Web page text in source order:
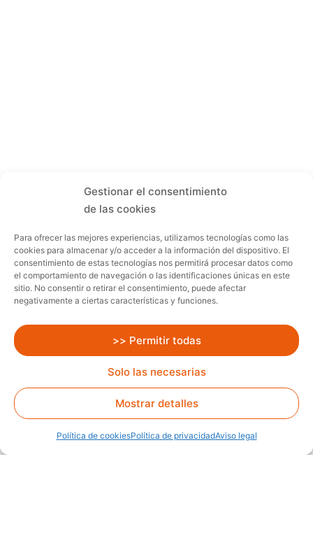
Gestionar el consentimiento
de las cookies
Para ofrecer las mejores experiencias, utilizamos tecnologías como las
cookies para almacenar y/o acceder a la información del dispositivo. El
consentimiento de estas tecnologías nos permitirá procesar datos como
el comportamiento de navegación o las identificaciones únicas en este
sitio. No consentir o retirar el consentimiento, puede afectar
negativamente a ciertas características y funciones.
>> Permitir todas
Solo las necesarias
Mostrar detalles
Política de cookiesPolítica de privacidadAviso legal